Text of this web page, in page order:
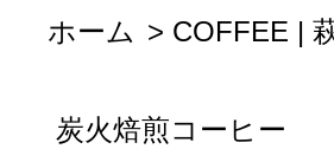
ホーム > COFFEE |
炭火焙煎コーヒー